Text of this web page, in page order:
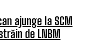
ajunge la SCM
de LNBM